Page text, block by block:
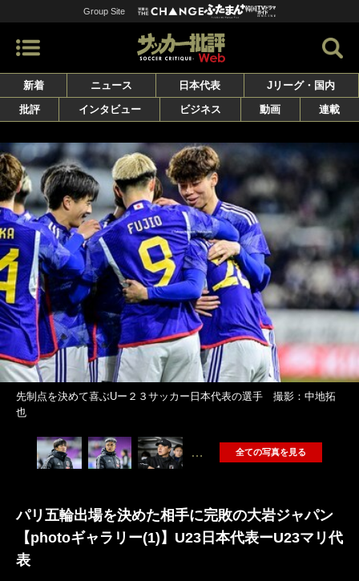
Group Site
新着 ニュース 日本代表
Jリーグ・国内
批評
インタビュー ビジネス 動画 連載
先制点を決めて喜ぶUー２３サッカー日本代表の選手 撮影：中地拓
也
… 全ての写真を見る
パリ五輪出場を決めた相手に完敗の大岩ジャパン
【photoギャラリー(1)】U23日本代表ーU23マリ代
表